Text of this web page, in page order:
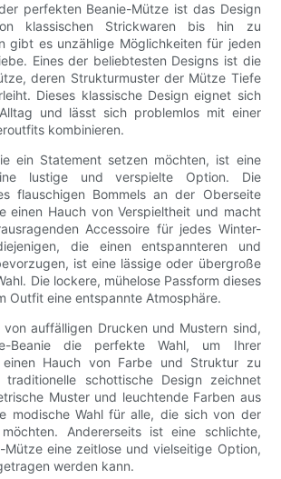
perfekten Beanie-Mütze ist das Design
klassischen Strickwaren bis hin zu
gibt es unzählige Möglichkeiten für jeden
Eines der beliebtesten Designs ist die
deren Strukturmuster der Mütze Tiefe
Dieses klassische Design eignet sich
und lässt sich problemlos mit einer
kombinieren.
ein Statement setzen möchten, ist eine
lustige und verspielte Option. Die
flauschigen Bommels an der Oberseite
einen Hauch von Verspieltheit und macht
Accessoire für jedes Winter-
die einen entspannteren und
ist eine lässige oder übergroße
Die lockere, mühelose Passform dieses
Outfit eine entspannte Atmosphäre.
von auffälligen Drucken und Mustern sind,
Beanie die perfekte Wahl, um Ihrer
einen Hauch von Farbe und Struktur zu
traditionelle schottische Design zeichnet
Muster und leuchtende Farben aus
modische Wahl für alle, die sich von der
Andererseits ist eine schlichte,
Mütze eine zeitlose und vielseitige Option,
werden kann.